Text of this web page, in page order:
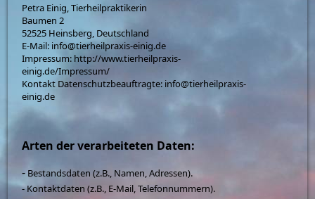
Petra Einig, Tierheilpraktikerin
Baumen 2
52525 Heinsberg, Deutschland
E-Mail: info@tierheilpraxis-einig.de
Impressum: http://www.tierheilpraxis-
einig.de/Impressum/
Kontakt Datenschutzbeauftragte: info@tierheilpraxis-
einig.de
Arten der verarbeiteten Daten:
- Bestandsdaten (z.B., Namen, Adressen).
- Kontaktdaten (z.B., E-Mail, Telefonnummern).